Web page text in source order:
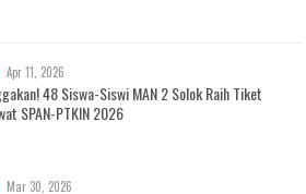
Apr 11, 2026
48 Siswa-Siswi MAN 2 Solok Raih Tiket
SPAN-PTKIN 2026
Mar 30, 2026